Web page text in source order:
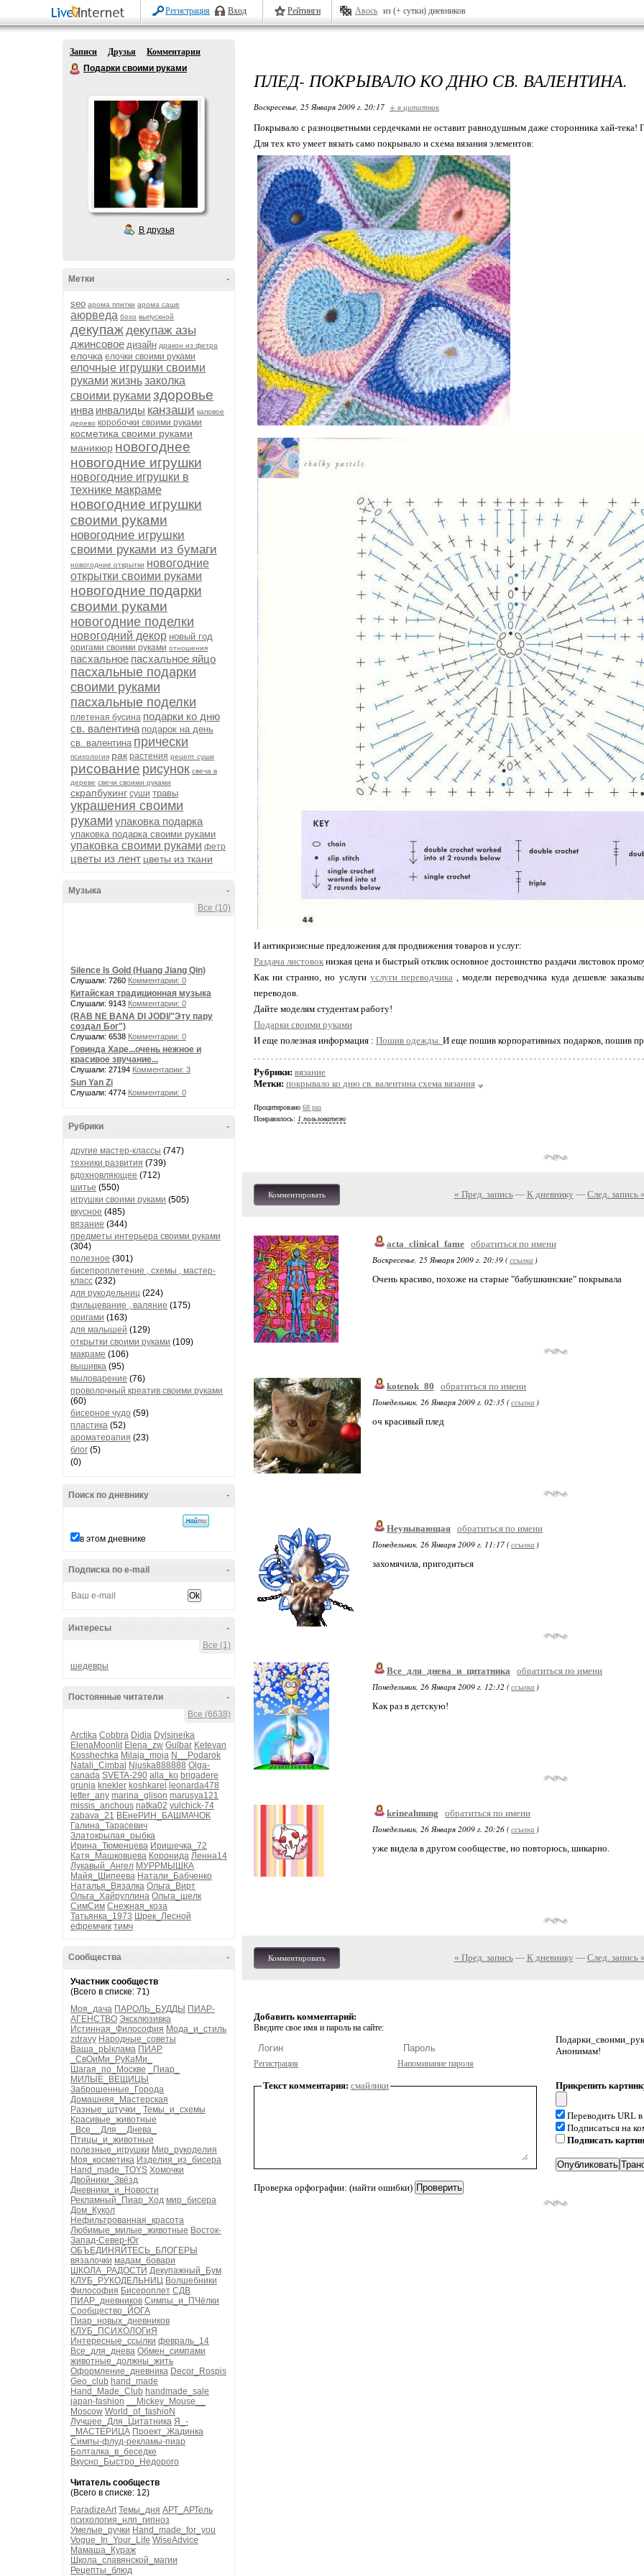
Регистрация Вход Рейтинги Авось из (+ сутки) дневников
Записи Друзья
Комментарии
Подарки своими руками
В друзья
-
Метки
seo арома плитки арома саше
аюрведа бохо выпускной
декупаждекупаж азы
джинсовое дизайн дракон из фетра
елочка елочки своими руками
елочные игрушки своими
руками жизньзаколка
своими руками здоровье
инва инвалиды канзаши каповое
дерево коробочки своими руками
косметика своими руками
маникюр новогоднее
новогодние игрушки
новогодние игрушки в
технике макраме
новогодние игрушки
своими руками
новогодние игрушки
своими руками из бумаги
новогодние открытки новогодние
открытки своими руками
новогодние подарки
своими руками
новогодние поделки
новогодний декор новый год
оригами своими руками отношения
пасхальное пасхальное яйцо
пасхальные подарки
своими руками
пасхальные поделки
плетеная бусина подарки ко дню
св. валентина подарок на день
св. валентина прически
психология рак растения рецепт суши
рисование рисунок свеча в
дереве свечи своими руками
скрапбукинг суши травы
украшения своими
руками упаковка подарка
упаковка подарка своими руками
упаковка своими руками фетр
цветы из лент цветы из ткани
-
Музыка
Все (10)
Silence Is Gold (Huang Jiang Qin)
Слушали: 7260 Комментарии: 0
Китайская традиционная музыка
Слушали: 9143 Комментарии: 0
(RAB NE BANA DI JODI/"Эту пару
создал Бог")
Слушали: 6538 Комментарии: 0
Говинда Харе...очень нежное и
красивое звучание...
Слушали: 27194 Комментарии: 3
Sun Yan Zi
Слушали: 4774 Комментарии: 0
-
Рубрики
другие мастер-классы (747)
техники развития (739)
вдохновляющее (712)
шитье (550)
игрушки своими руками (505)
вкусное (485)
вязание (344)
предметы интерьера своими руками
(304)
полезное (301)
бисепроплетение , схемы , мастер-
класс (232)
для рукодельниц (224)
фильцевание , валяние (175)
оригами (163)
для малышей (129)
открытки своими руками (109)
макраме (106)
вышивка (95)
мыловарение (76)
проволочный креатив своими руками
(60)
бисерное чудо (59)
пластика (52)
ароматерапия (23)
блог (5)
(0)
-
Поиск по дневнику
в этом дневнике
-
Подписка по e-mail
-
Интересы
Все (1)
шедевры
-
Постоянные читатели
Все (6638)
Arctika Cobbra Didia Dylsineika
ElenaMoonlit Elena_zw Gulbar Ketevan
Kosshechka Milaja_moja N__Podarok
Natali_Cimbal Njuska888888 Olga-
canada SVETA-290 alla_ko brigadere
grunja knekler koshkarel
leonarda478
letter_any marina_glison marusya121
missis_anchous natka02 yulchick-74
zabava_21 ВЕнеРИН_БАШМАЧОК
Галина_Тарасевич
Златокрылая_рыбка
Ирина_Тюменцева Иришечка_72
Катя_Машковцева Коронида Ленна14
Лукавый_Ангел МУРРМЫШКА
Майя_Шипеева Натали_Бабченко
Наталья_Вязалка Ольга_Вирт
Ольга_Хайруллина Ольга_шелк
СимСим Снежная_коза
Татьянка_1973 Шрек_Лесной
ефремчик тимч
-
Сообщества
Участник сообществ
(Всего в списке: 71)
Моя_дача ПАРОЛЬ_БУДДЫ ПИАР-
АГЕНСТВО Эксклюзивка
Истинная_Философия Мода_и_стиль
zdravy Народные_советы
Ваша_рЫклама ПИАР
_СвОиМи_РуКаМи_
Шагая_по_Москве
_Пиар_
МИЛЫЕ_ВЕЩИЦЫ
Заброшенные_Города
Домашняя_Мастерская
Разные_штучки_
Темы_и_схемы
Красивые_животные
_Все__Для__Днева_
Птицы_и_животные
полезные_игрушки Мир_рукоделия
Моя_косметика Изделия_из_бисера
Hand_made_TOYS Хомочки
Двойники_Звёзд
Дневники_и_Новости
Рекламный_Пиар_Ход мир_бисера
Дом_Кукол
Нефильтрованная_красота
Любимые_милые_животные Восток-
Запад-Север-Юг
ОБЪЕДИНЯЙТЕСЬ_БЛОГЕРЫ
вязалочки мадам_бовари
ШКОЛА_РАДОСТИ Декупажный_Бум
КЛУБ_РУКОДЕЛЬНИЦ Волшебники
Философия Бисероплет СДВ
ПИАР_дневников Симпы_и_ПЧёлки
Сообщество_ЙОГА
Пиар_новых_дневников
КЛУБ_ПСИХОЛОГиЯ
Интересные_ссылки февраль_14
Все_для_днева Обмен_симпами
животные_должны_жить
Оформление_дневника Decor_Rospis
Geo_club hand_made
Hand_Made_Club handmade_sale
japan-fashion
__Mickey_Mouse__
Moscow World_of_fashioN
Лучшее_Для_Цитатника Я_-
_МАСТЕРИЦА Проект_Жадинка
Симпы-флуд-рекламы-пиар
Болталка_в_беседке
Вкусно_Быстро_Недорого
Читатель сообществ
(Всего в списке: 12)
ParadizeArt Темы_дня АРТ_АРТель
психология_нлп_гипноз
Умелые_ручки Hand_made_for_you
Vogue_In_Your_Life WiseAdvice
Мамаша_Кураж
Школа_славянской_магии
Рецепты_блюд
ПЛЕД- ПОКРЫВАЛО КО ДНЮ СВ. ВАЛЕНТИНА.
Воскресенье, 25 Января 2009 г. 20:17 + в цитатник
Покрывало с разноцветными сердечками не оставит равнодушным даже сторонника хай-тека!
Для тех кто умеет вязать само покрывало и схема вязания элементов:
И антикризисные предложения для продвижения товаров и услуг:
Раздача листовок низкая цена и быстрый отклик основное достоинство раздачи листовок
Как ни странно, но услуги услуги переводчика, модели переводчика куда дешевле
переводов.
Дайте моделям студентам работу!
Подарки своими руками
И еще полезная информация : Пошив одежды. И еще пошив корпоративных подарков, пошив
Рубрики: вязание
Метки: покрывало ко дню св. валентина схема вязания
Процитировано 68 раз
Понравилось: 1 пользователю
Комментировать « Пред. запись— К дневнику — След. запись »
acta_clinical_fame обратиться по имени
Воскресенье, 25 Января 2009 г. 20:39 (ссылка )
Очень красиво, похоже на старые "бабушкинские" покрывала
kotenok_80
обратиться по имени
Понедельник, 26 Января 2009 г. 02:35 (ссылка )
оч красивый плед
Неунывающая обратиться по имени
Понедельник, 26 Января 2009 г. 11:17 (ссылка )
захомячила, пригодиться
Все_для_днева_и_цитатника
обратиться по имени
Понедельник, 26 Января 2009 г. 12:32 (ссылка )
Как раз в детскую!
keineahnung
обратиться по имени
Понедельник, 26 Января 2009 г. 20:26 (ссылка )
уже видела в другом сообществе, но повторюсь, шикарно.
Комментировать « Пред. запись— К дневнику — След. запись »
Добавить комментарий:
Введите свое имя и пароль на сайте:
Регистрация Напоминание пароля
Анонимам!
Текст комментария: смайлики
Проверка орфографии: (найти ошибки)
Прикрепить
Переводить URL
Подписаться на
Подписать